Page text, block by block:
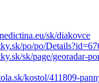
sk/diakovce
po/po/
sk/page/georadar-
kostol/411809-